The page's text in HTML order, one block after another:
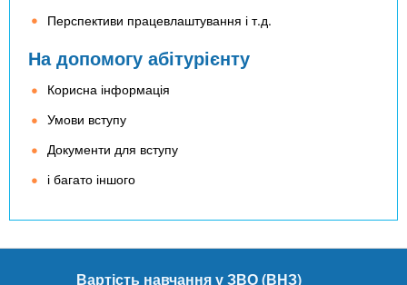
Перспективи працевлаштування і т.д.
На допомогу абітурієнту
Корисна інформація
Умови вступу
Документи для вступу
і багато іншого
Вартість навчання у ЗВО (ВНЗ)